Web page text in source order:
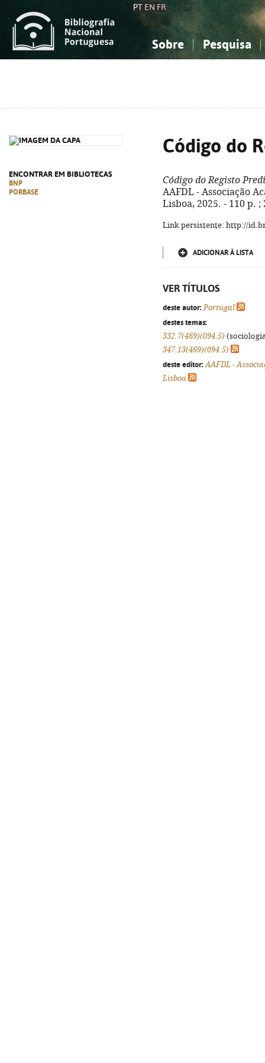
PT EN FR
Sobre Pesquisa
ENCONTRAR EM BIBLIOTECAS
BNP
PORBASE
Código do
Código do Registo
AAFDL - Associação
Lisboa, 2025. - 110 p. ;
Link persistente: http://
ADICIONAR À LISTA
VER TÍTULOS
deste autor: Portugal
destes temas:
332.7(469)(094.5)
347.13(469)(094.5)
deste editor: AAFDL -
Lisboa